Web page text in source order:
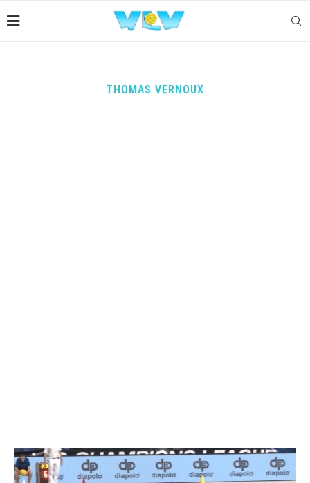
THOMAS VERNOUX